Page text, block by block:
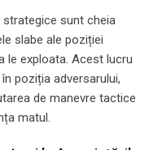
sunt cheia
slabe ale poziției
le exploata. Acest lucru
poziția adversarului,
de manevre tactice
matul.